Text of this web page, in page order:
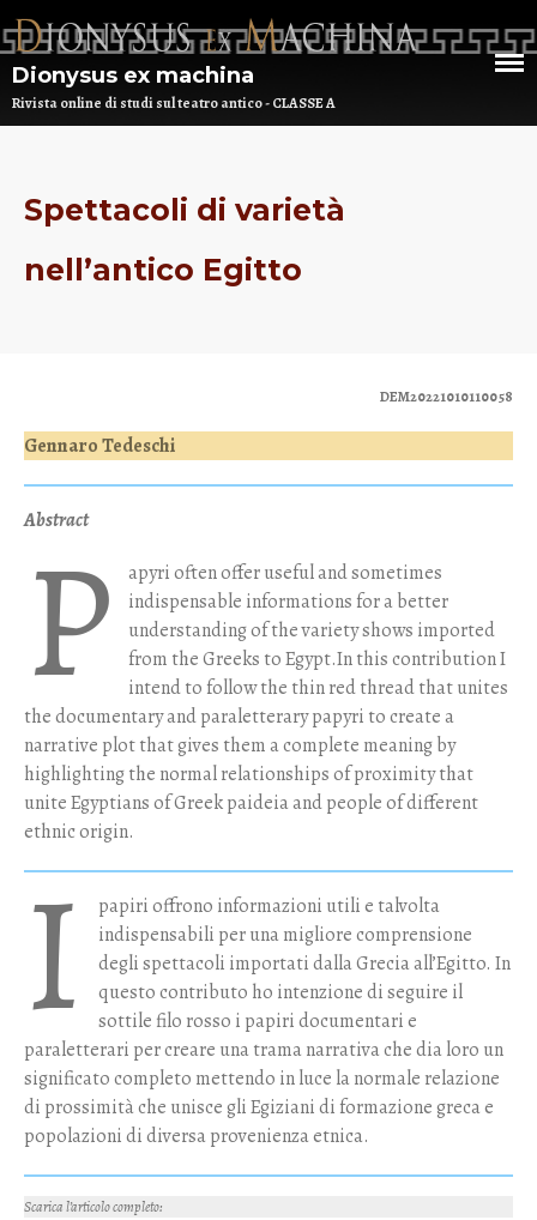
DEM NUMERO 16 – ANNO 2025
Dionysus ex machina
Rivista online di studi sul teatro antico - CLASSE A
Spettacoli di varietà
nell’antico Egitto
DEM20221010110058
Gennaro Tedeschi
Abstract
P
apyri often offer useful and sometimes
indispensable informations for a better
understanding of the variety shows imported
from the Greeks to Egypt.In this contribution I
intend to follow the thin red thread that unites
the documentary and paraletterary papyri to create a
narrative plot that gives them a complete meaning by
highlighting the normal relationships of proximity that
unite Egyptians of Greek paideia and people of different
ethnic origin.
I
papiri offrono informazioni utili e talvolta
indispensabili per una migliore comprensione
degli spettacoli importati dalla Grecia all’Egitto. In
questo contributo ho intenzione di seguire il
sottile filo rosso i papiri documentari e
paraletterari per creare una trama narrativa che dia loro un
significato completo mettendo in luce la normale relazione
di prossimità che unisce gli Egiziani di formazione greca e
popolazioni di diversa provenienza etnica.
Scarica l’articolo completo: